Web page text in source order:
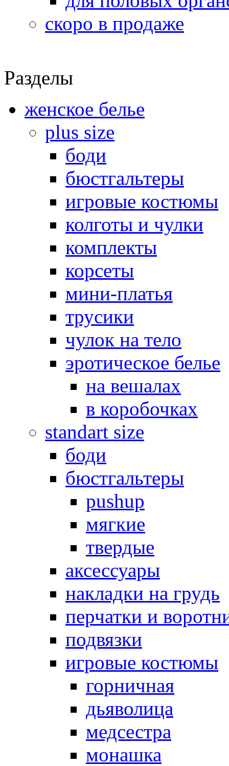
скоро в продаже
Разделы
женское белье
plus size
боди
бюстгальтеры
игровые костюмы
колготы и чулки
комплекты
корсеты
мини-платья
трусики
чулок на тело
эротическое белье
на вешалах
в коробочках
standart size
боди
бюстгальтеры
pushup
мягкие
твердые
аксессуары
накладки на грудь
перчатки и
подвязки
игровые костюмы
горничная
дьяволица
медсестра
монашка